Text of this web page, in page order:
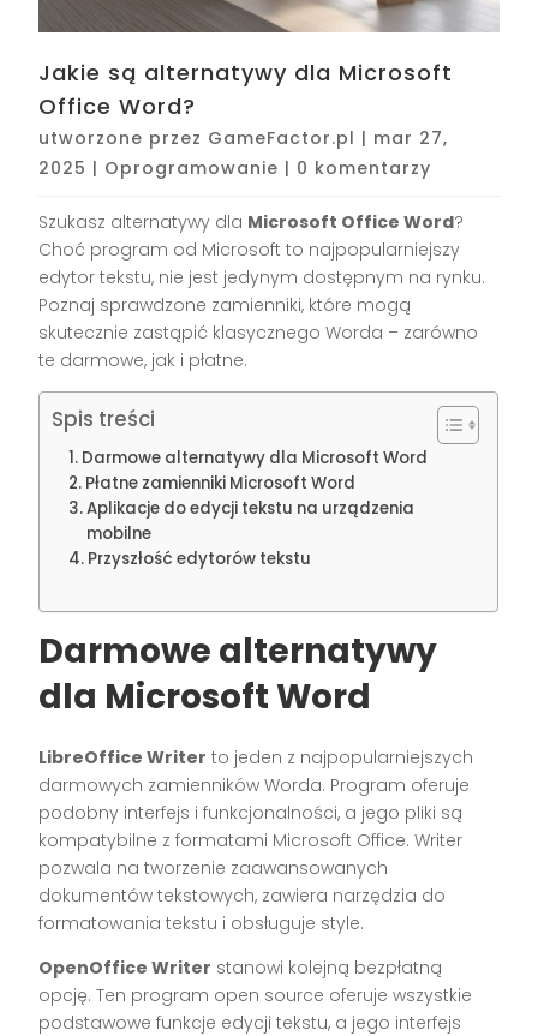
Jakie są alternatywy dla Microsoft
Office Word?
utworzone przez GameFactor.pl | mar 27,
2025 | Oprogramowanie | 0 komentarzy
Szukasz alternatywy dla Microsoft Office Word?
Choć program od Microsoft to najpopularniejszy
edytor tekstu, nie jest jedynym dostępnym na rynku.
Poznaj sprawdzone zamienniki, które mogą
skutecznie zastąpić klasycznego Worda – zarówno
te darmowe, jak i płatne.
Spis treści
Darmowe alternatywy dla Microsoft Word
Płatne zamienniki Microsoft Word
Aplikacje do edycji tekstu na urządzenia
mobilne
Przyszłość edytorów tekstu
Darmowe alternatywy
dla Microsoft Word
LibreOffice Writer to jeden z najpopularniejszych
darmowych zamienników Worda. Program oferuje
podobny interfejs i funkcjonalności, a jego pliki są
kompatybilne z formatami Microsoft Office. Writer
pozwala na tworzenie zaawansowanych
dokumentów tekstowych, zawiera narzędzia do
formatowania tekstu i obsługuje style.
OpenOffice Writer stanowi kolejną bezpłatną
opcję. Ten program open source oferuje wszystkie
podstawowe funkcje edycji tekstu, a jego interfejs